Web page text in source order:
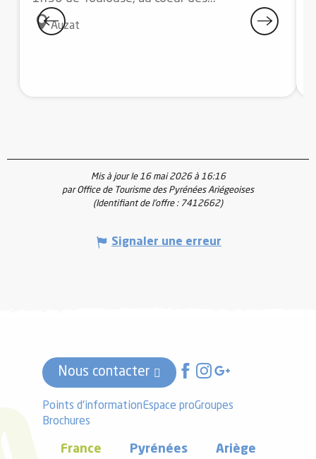
Auzat
Mis à jour le 16 mai 2026 à 16:16
par Office de Tourisme des Pyrénées Ariégeoises
(Identifiant de l'offre : 7412662)
Signaler une erreur
Nous contacter
Points d'informationEspace proGroupes
Brochures
France Pyrénées Ariège